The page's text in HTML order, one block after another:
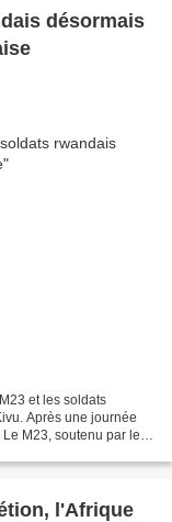
désormais
et les soldats
Après une journée
M23, soutenu par le
l'Afrique